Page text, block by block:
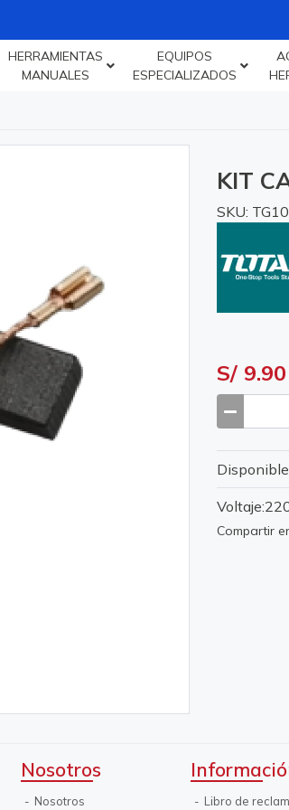
HERRAMIENTAS
MANUALES
EQUIPOS
ESPECIALIZADOS
KIT
SKU:
S/ 9.90
Disponible
Compartir
Nosotros
Nosotros Libro de